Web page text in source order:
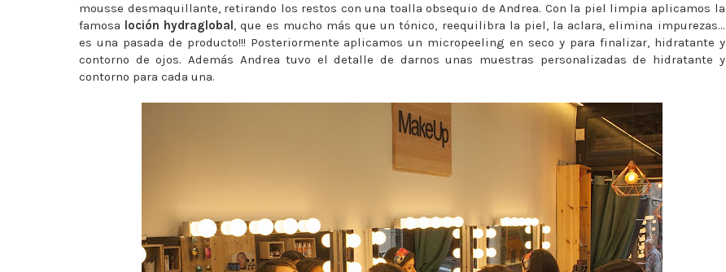
mousse desmaquillante, retirando los restos con una toalla obsequio de Andrea. Con la piel limpia aplicamos la
famosa loción hydraglobal, que es mucho más que un tónico, reequilibra la piel, la aclara, elimina impurezas...
es una pasada de producto!!! Posteriormente aplicamos un micropeeling en seco y para finalizar, hidratante y
contorno de ojos. Además Andrea tuvo el detalle de darnos unas muestras personalizadas de hidratante y
contorno para cada una.